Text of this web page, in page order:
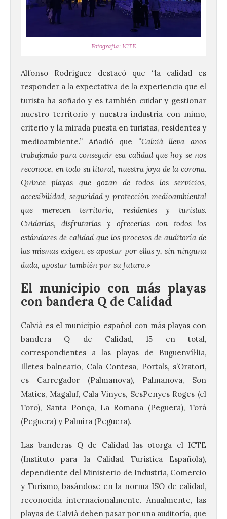
Fotografía: ICTE
Alfonso Rodríguez destacó que “la calidad es
responder a la expectativa de la experiencia que el
turista ha soñado y es también cuidar y gestionar
nuestro territorio y nuestra industria con mimo,
criterio y la mirada puesta en turistas, residentes y
medioambiente.” Añadió que “Calviá lleva años
trabajando para conseguir esa calidad que hoy se nos
reconoce, en todo su litoral, nuestra joya de la corona.
Quince playas que gozan de todos los servicios,
accesibilidad, seguridad y protección medioambiental
que merecen territorio, residentes y turistas.
Cuidarlas, disfrutarlas y ofrecerlas con todos los
estándares de calidad que los procesos de auditoría de
las mismas exigen, es apostar por ellas y, sin ninguna
duda, apostar también por su futuro.»
El municipio con más playas
con bandera Q de Calidad
Calvià es el municipio español con más playas con
bandera Q de Calidad, 15 en total,
correspondientes a las playas de Buguenvíl·lia,
Illetes balneario, Cala Contesa, Portals, s’Oratori,
es Carregador (Palmanova), Palmanova, Son
Maties, Magaluf, Cala Vinyes, SesPenyes Roges (el
Toro), Santa Ponça, La Romana (Peguera), Torà
(Peguera) y Palmira (Peguera).
Las banderas Q de Calidad las otorga el ICTE
(Instituto para la Calidad Turística Española),
dependiente del Ministerio de Industria, Comercio
y Turismo, basándose en la norma ISO de calidad,
reconocida internacionalmente. Anualmente, las
playas de Calvià deben pasar por una auditoría, que